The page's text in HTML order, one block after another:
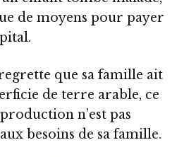
de moyens pour payer
que sa famille ait
de terre arable, ce
n’est pas
besoins de sa famille.